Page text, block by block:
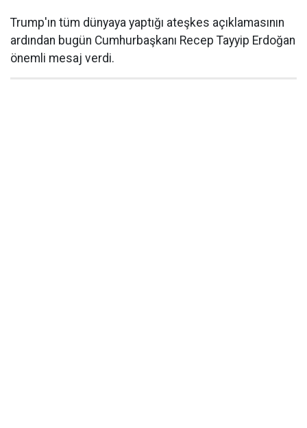
Trump'ın tüm dünyaya yaptığı ateşkes açıklamasının
ardından bugün Cumhurbaşkanı Recep Tayyip Erdoğan
önemli mesaj verdi.